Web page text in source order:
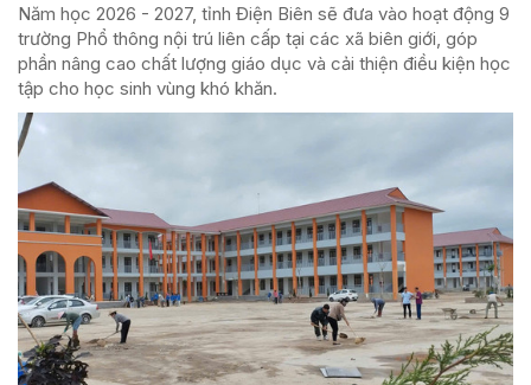
Năm học 2026 - 2027, tỉnh Điện Biên sẽ đưa vào hoạt động 9
trường Phổ thông nội trú liên cấp tại các xã biên giới, góp
phần nâng cao chất lượng giáo dục và cải thiện điều kiện học
tập cho học sinh vùng khó khăn.